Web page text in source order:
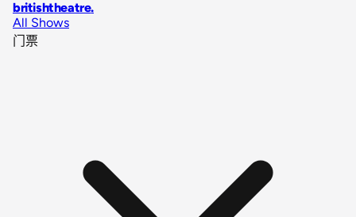
britishtheatre.
All Shows
门票